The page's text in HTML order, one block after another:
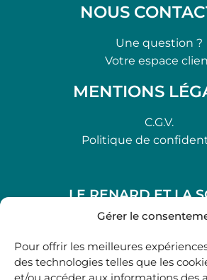
Gérer le
Pour offrir les meilleures
des technologies telles que les
NOUS
Une question ?
Votre espace
MENTIONS
C.G.V.
Politique de
LE RENARD ET LA
48, rue Maubec 33210
05 40 41 37 18